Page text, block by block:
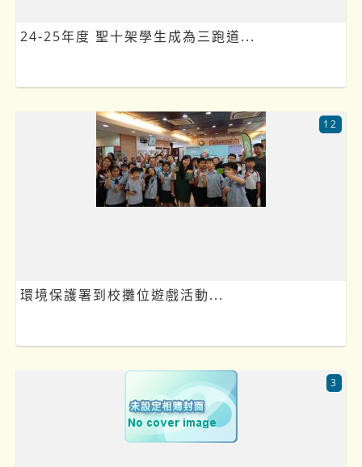
24-25年度 聖十架學生成為三跑道...
環境保護署到校攤位遊戲活動...
12
3